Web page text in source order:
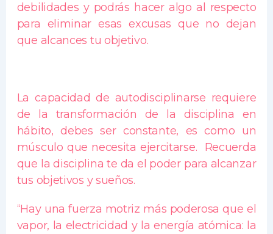
debilidades y podrás hacer algo al respecto
para eliminar esas excusas que no dejan
que alcances tu objetivo.
La capacidad de autodisciplinarse requiere
de la transformación de la disciplina en
hábito, debes ser constante, es como un
músculo que necesita ejercitarse. Recuerda
que la disciplina te da el poder para alcanzar
tus objetivos y sueños.
“Hay una fuerza motriz más poderosa que el
vapor, la electricidad y la energía atómica: la